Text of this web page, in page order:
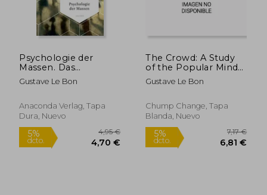
Psychologie der
Massen. Das
Grundlagenwerk vom
Begründer der
(en Alemán)
Gustave Le Bon
Anaconda Verlag, Tapa
Dura, Nuevo
The Crowd: A Study
of the Popular Mind
(en Inglés)
Gustave Le Bon
Chump Change, Tapa
Blanda, Nuevo